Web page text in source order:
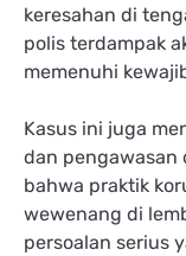
keresahan di
polis terdampak
memenuhi
Kasus ini juga
dan pengawasan
bahwa praktik
wewenang di
persoalan serius